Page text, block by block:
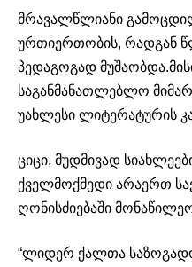
მრავალწლიანი
ურთიერთობის, რადგან
პედაგოგად
საგანმანათლებლო
უახლესი ლიტერატურის
ციცი, მუდმივად
ქველმოქმედი არაერთ
ღონისძიებაში
“ლიდერ ქალთა